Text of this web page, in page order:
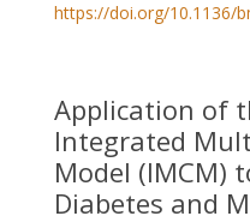
https://doi.org/10.1136/
Application of
Integrated
Model (IMCM)
Diabetes and